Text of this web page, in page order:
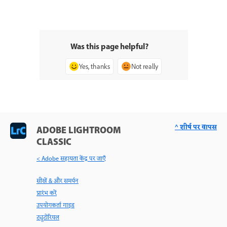
Was this page helpful?
Yes, thanks Not really
ADOBE LIGHTROOM
CLASSIC
< Adobe सहायता केंद्र पर जाएँ
सीखें & और समर्थन
प्रारंभ करें
उपयोगकर्ता गाइड
ट्यूटोरियल
^ शीर्ष पर वापस